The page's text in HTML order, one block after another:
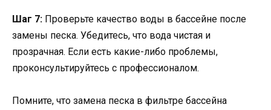
Шаг 7: Проверьте качество воды в бассейне после
замены песка. Убедитесь, что вода чистая и
прозрачная. Если есть какие-либо проблемы,
проконсультируйтесь с профессионалом.
Помните, что замена песка в фильтре бассейна